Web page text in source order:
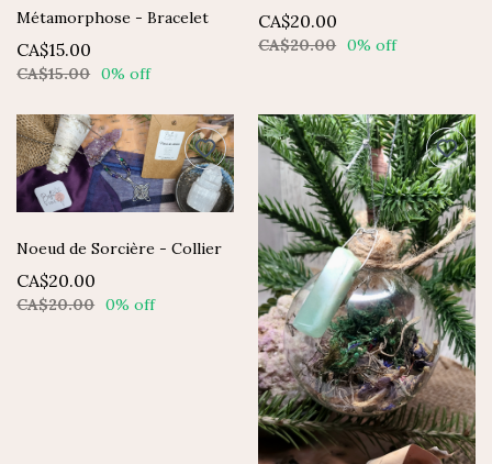
Métamorphose - Bracelet
CA$15.00
CA$15.00 0% off
CA$20.00
CA$20.00 0% off
Noeud de Sorcière - Collier
CA$20.00
CA$20.00 0% off